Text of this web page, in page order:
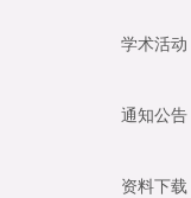
学术活动
通知公告
资料下载